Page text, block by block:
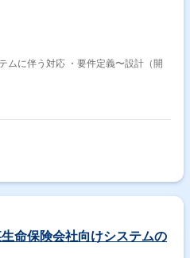
ムに伴う対応 ・要件定義〜設計（開
命保険会社向けシステムの